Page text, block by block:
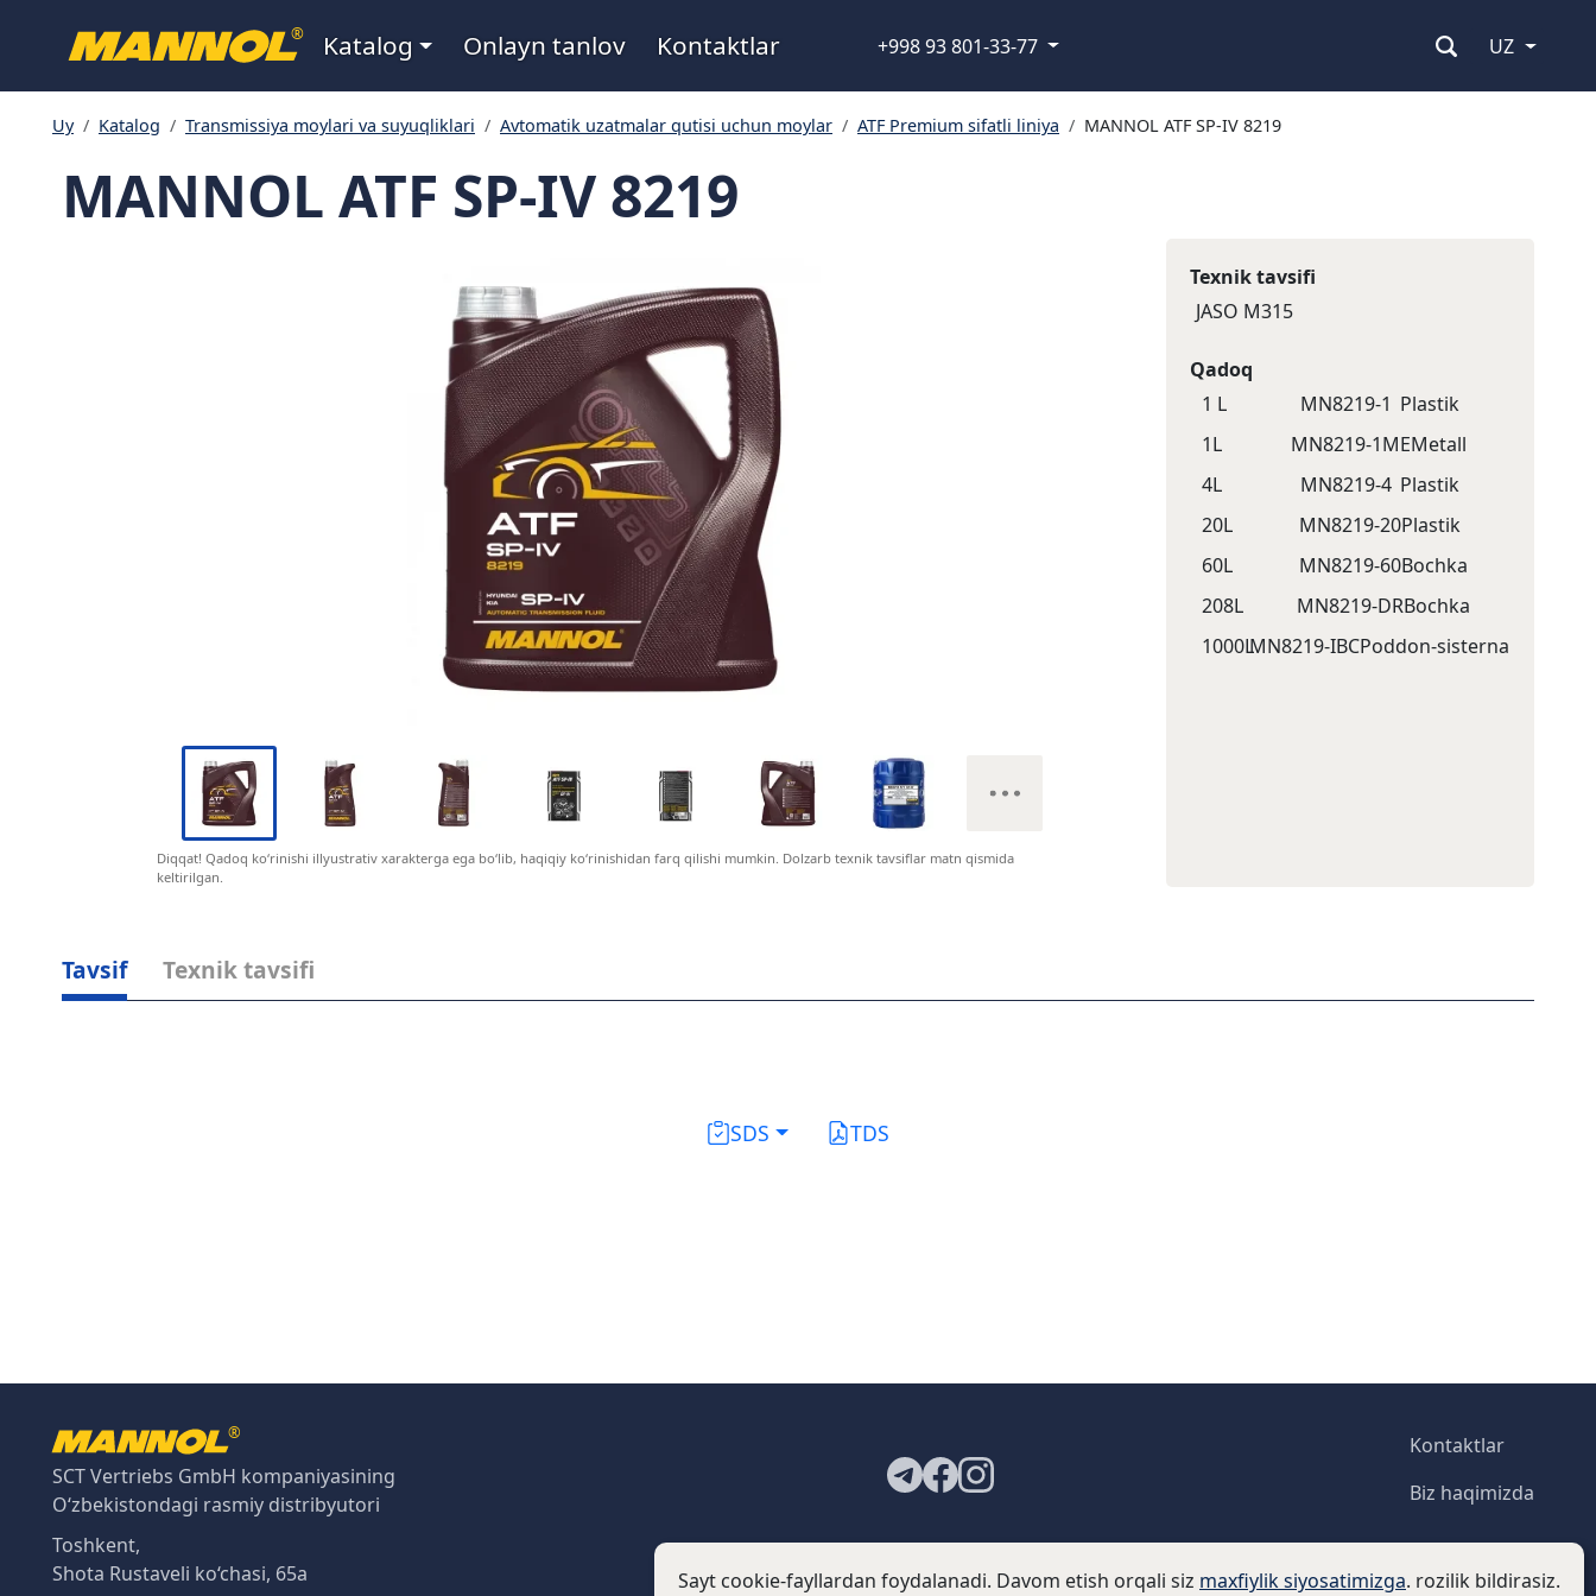
® Navigatsiya
Katalog Onlayn tanlov Kontaktlar +998 93 801-33-77 UZ
Uy Katalog Transmissiya moylari va suyuqliklari Avtomatik uzatmalar qutisi uchun moylar ATF Premium sifatli liniya MANNOL ATF SP-IV 8219
MANNOL ATF SP-IV 8219
Diqqat! Qadoq ko‘rinishi illyustrativ xarakterga ega bo‘lib, haqiqiy ko‘rinishidan farq qilishi mumkin. Dolzarb texnik tavsiflar matn qismida
keltirilgan.
Texnik tavsifi
JASO M315
Qadoq
1 L
MN8219-1 Plastik
1L
MN8219-1MEMetall
4L
MN8219-4 Plastik
20L
MN8219-20Plastik
60L
MN8219-60Bochka
208L
MN8219-DRBochka
1000LMN8219-IBCPoddon-sisternа
Tavsif Texnik tavsifi
SDS TDS
Sayt cookie-fayllardan foydalanadi. Davom etish orqali siz maxfiylik siyosatimizga. rozilik bildirasiz.
®
SCT Vertriebs GmbH kompaniyasining
O‘zbekistondagi rasmiy distribyutori
Toshkent,
Shota Rustaveli ko‘chasi, 65a
Footer
Kontaktlar
Biz haqimizda